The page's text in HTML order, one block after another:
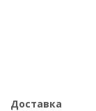
Доставка